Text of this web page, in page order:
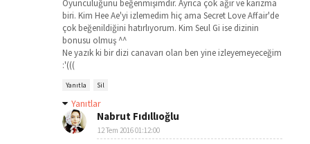
Oyunculuğunu beğenmişimdir. Ayrıca çok ağır ve karizma
biri. Kim Hee Ae'yi izlemedim hiç ama Secret Love Affair'de
çok beğenildiğini hatırlıyorum. Kim Seul Gi ise dizinin
bonusu olmuş ^^
Ne yazık ki bir dizi canavarı olan ben yine izleyemeyeceğim
:'(((
Yanıtla Sil
Yanıtlar
Nabrut Fıdıllıoğlu
12 Tem 2016 01:12:00